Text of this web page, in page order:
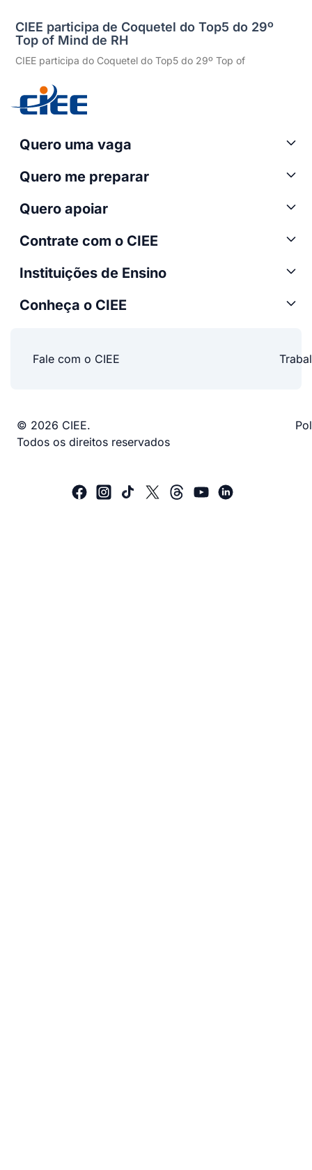
CIEE participa de Coquetel do Top5 do 29º
Top of Mind de RH
CIEE participa do Coquetel do Top5 do 29º Top of
Quero uma vaga
Quero me preparar
Quero apoiar
Contrate com o CIEE
Instituições de Ensino
Conheça o CIEE
Fale com o CIEE
© 2026 CIEE.
Todos os direitos reservados